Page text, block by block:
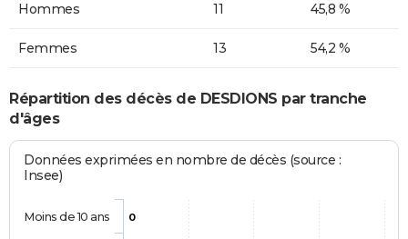
Hommes 11 45,8 %
Femmes 13 54,2 %
Répartition des décès de DESDIONS par tranche
d'âges
Données exprimées en nombre de décès (source :
Insee)
0
Moins de 10 ans